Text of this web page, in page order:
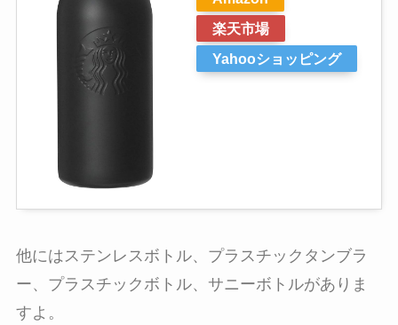
楽天市場
Yahooショッピング
他にはステンレスボトル、プラスチックタンブラ
ー、プラスチックボトル、サニーボトルがありま
すよ。